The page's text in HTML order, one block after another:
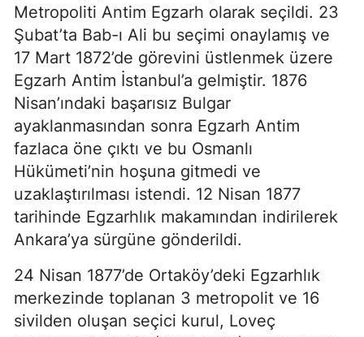
Metropoliti Antim Egzarh olarak seçildi. 23
Şubat’ta Bab-ı Ali bu seçimi onaylamış ve
17 Mart 1872’de görevini üstlenmek üzere
Egzarh Antim İstanbul’a gelmiştir. 1876
Nisan’ındaki başarısız Bulgar
ayaklanmasından sonra Egzarh Antim
fazlaca öne çıktı ve bu Osmanlı
Hükümeti’nin hoşuna gitmedi ve
uzaklaştırılması istendi. 12 Nisan 1877
tarihinde Egzarhlık makamından indirilerek
Ankara’ya sürgüne gönderildi.
24 Nisan 1877’de Ortaköy’deki Egzarhlık
merkezinde toplanan 3 metropolit ve 16
sivilden oluşan seçici kurul, Loveç